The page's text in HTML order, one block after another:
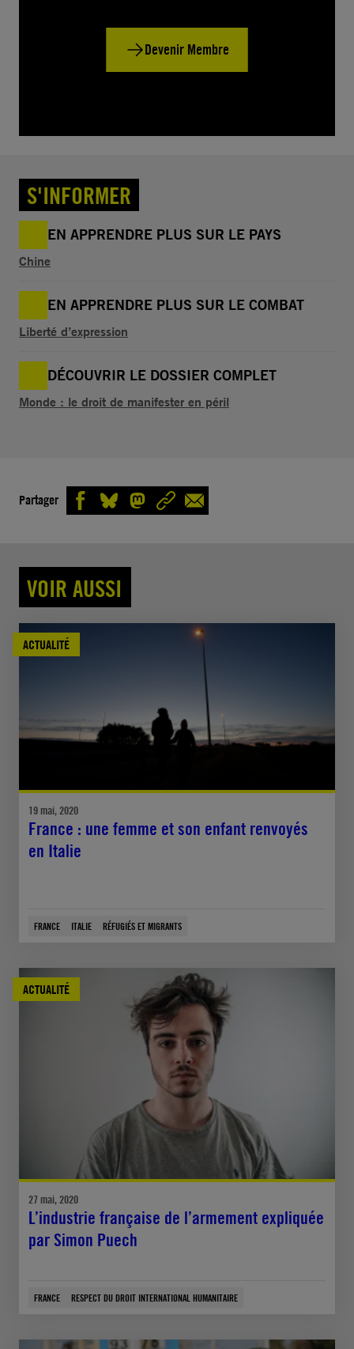
Devenir Membre
S'INFORMER
EN APPRENDRE PLUS SUR LE PAYS
Chine
EN APPRENDRE PLUS SUR LE COMBAT
Liberté d’expression
DÉCOUVRIR LE DOSSIER COMPLET
Monde : le droit de manifester en péril
Partager
VOIR AUSSI
ACTUALITÉ
19 mai, 2020
France : une femme et son enfant renvoyés
en Italie
FRANCE ITALIE RÉFUGIÉS ET MIGRANTS
ACTUALITÉ
27 mai, 2020
L’industrie française de l’armement expliquée
par Simon Puech
FRANCE RESPECT DU DROIT INTERNATIONAL HUMANITAIRE